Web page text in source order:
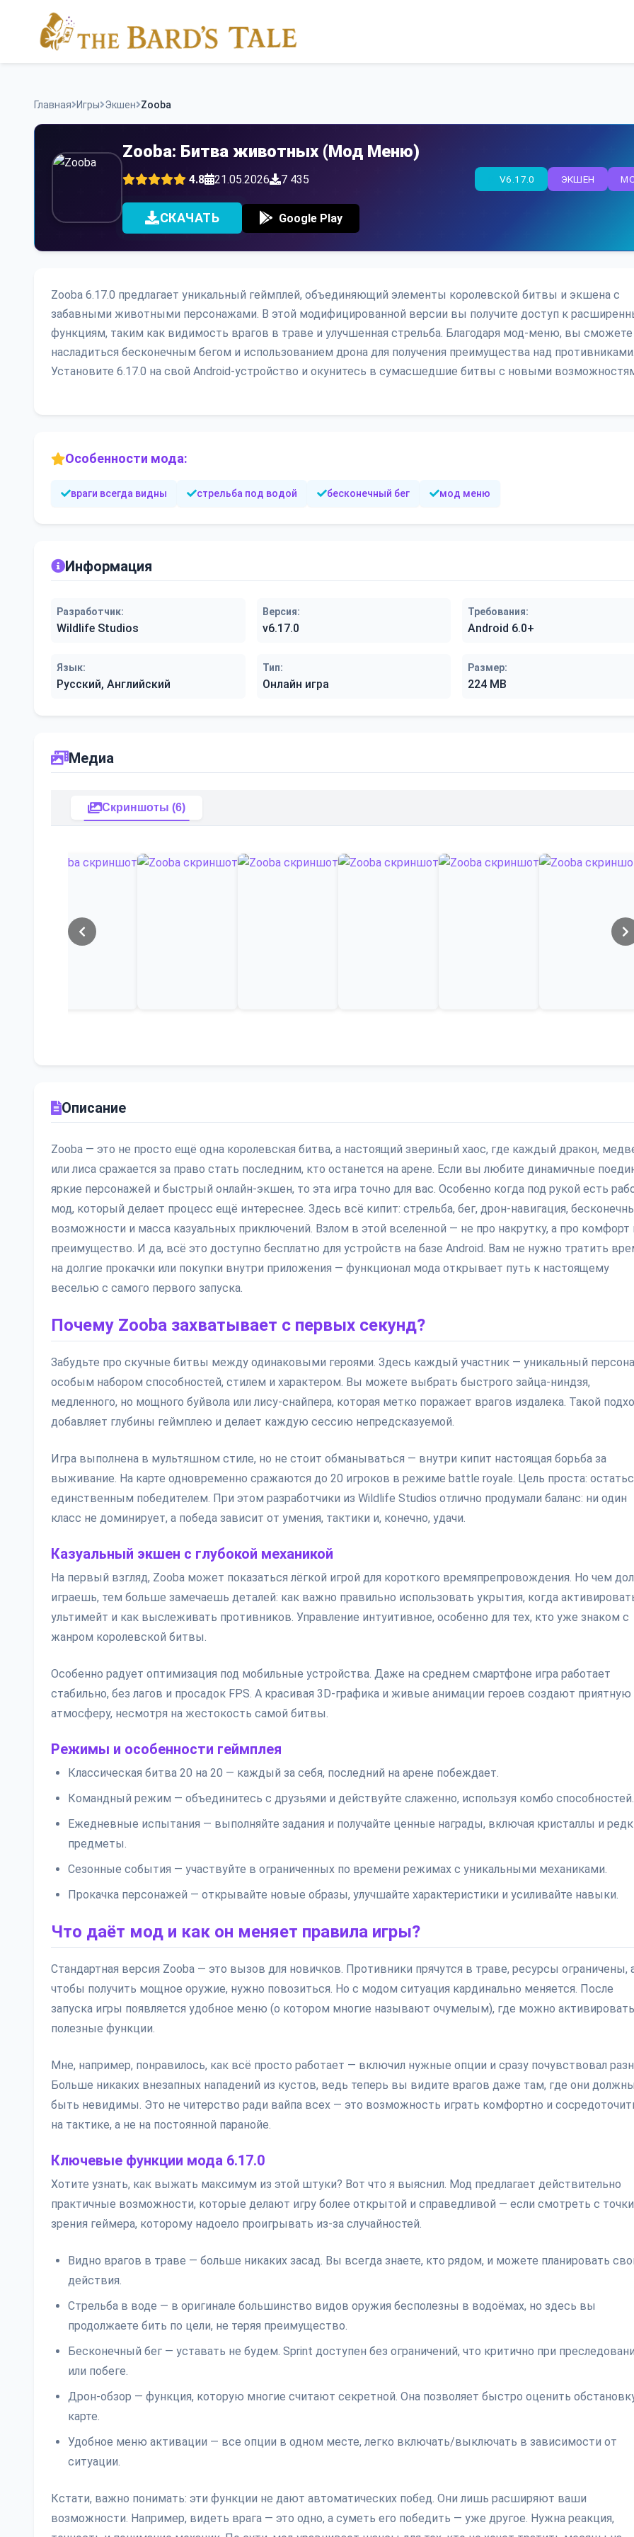
Главная Игры Экшен Zooba
Zooba: Битва животных (Мод Меню)
4.8 21.05.2026 7 435 ЭКШЕН
V6.17.0
СКАЧАТЬ Google Play
Zooba 6.17.0 предлагает уникальный геймплей, объединяющий элементы королевской битвы и экшена с
забавными животными персонажами. В этой модифицированной версии вы получите доступ к
функциям, таким как видимость врагов в траве и улучшенная стрельба. Благодаря мод-меню, вы сможете
насладиться бесконечным бегом и использованием дрона для получения преимущества над
Установите 6.17.0 на свой Android-устройство и окунитесь в сумасшедшие битвы с новыми
Особенности мода:
враги всегда видны стрельба под водой бесконечный бег мод меню
Информация
Разработчик:
Wildlife Studios
Версия:
v6.17.0
Требования:
Android 6.0+
Язык:
Русский, Английский
Тип:
Онлайн игра
Размер:
224 MB
Медиа
Скриншоты (6)
Описание
Zooba — это не просто ещё одна королевская битва, а настоящий звериный хаос, где каждый дракон,
или лиса сражается за право стать последним, кто останется на арене. Если вы любите динамичные
яркие персонажей и быстрый онлайн-экшен, то эта игра точно для вас. Особенно когда под рукой есть
мод, который делает процесс ещё интереснее. Здесь всё кипит: стрельба, бег, дрон-навигация,
возможности и масса казуальных приключений. Взлом в этой вселенной — не про накрутку, а про комфорт
преимущество. И да, всё это доступно бесплатно для устройств на базе Android. Вам не нужно тратить
на долгие прокачки или покупки внутри приложения — функционал мода открывает путь к настоящему
веселью с самого первого запуска.
Почему Zooba захватывает с первых секунд?
Забудьте про скучные битвы между одинаковыми героями. Здесь каждый участник — уникальный
особым набором способностей, стилем и характером. Вы можете выбрать быстрого зайца-ниндзя,
медленного, но мощного буйвола или лису-снайпера, которая метко поражает врагов издалека. Такой
добавляет глубины геймплею и делает каждую сессию непредсказуемой.
Игра выполнена в мультяшном стиле, но не стоит обманываться — внутри кипит настоящая борьба за
выживание. На карте одновременно сражаются до 20 игроков в режиме battle royale. Цель проста:
единственным победителем. При этом разработчики из Wildlife Studios отлично продумали баланс: ни один
класс не доминирует, а победа зависит от умения, тактики и, конечно, удачи.
Казуальный экшен с глубокой механикой
На первый взгляд, Zooba может показаться лёгкой игрой для короткого времяпрепровождения. Но чем
играешь, тем больше замечаешь деталей: как важно правильно использовать укрытия, когда
ультимейт и как выслеживать противников. Управление интуитивное, особенно для тех, кто уже знаком с
жанром королевской битвы.
Особенно радует оптимизация под мобильные устройства. Даже на среднем смартфоне игра работает
стабильно, без лагов и просадок FPS. А красивая 3D-графика и живые анимации героев создают приятную
атмосферу, несмотря на жестокость самой битвы.
Режимы и особенности геймплея
Классическая битва 20 на 20 — каждый за себя, последний на арене побеждает.
Командный режим — объединитесь с друзьями и действуйте слаженно, используя комбо способностей.
Ежедневные испытания — выполняйте задания и получайте ценные награды, включая кристаллы и
предметы.
Сезонные события — участвуйте в ограниченных по времени режимах с уникальными механиками.
Прокачка персонажей — открывайте новые образы, улучшайте характеристики и усиливайте навыки.
Что даёт мод и как он меняет правила игры?
Стандартная версия Zooba — это вызов для новичков. Противники прячутся в траве, ресурсы ограничены,
чтобы получить мощное оружие, нужно повозиться. Но с модом ситуация кардинально меняется. После
запуска игры появляется удобное меню (о котором многие называют очумелым), где можно активировать
полезные функции.
Мне, например, понравилось, как всё просто работает — включил нужные опции и сразу почувствовал
Больше никаких внезапных нападений из кустов, ведь теперь вы видите врагов даже там, где они
быть невидимы. Это не читерство ради вайпа всех — это возможность играть комфортно и
на тактике, а не на постоянной паранойе.
Ключевые функции мода 6.17.0
Хотите узнать, как выжать максимум из этой штуки? Вот что я выяснил. Мод предлагает действительно
практичные возможности, которые делают игру более открытой и справедливой — если смотреть с точки
зрения геймера, которому надоело проигрывать из-за случайностей.
Видно врагов в траве — больше никаких засад. Вы всегда знаете, кто рядом, и можете планировать
действия.
Стрельба в воде — в оригинале большинство видов оружия бесполезны в водоёмах, но здесь вы
продолжаете бить по цели, не теряя преимущество.
Бесконечный бег — уставать не будем. Sprint доступен без ограничений, что критично при
или побеге.
Дрон-обзор — функция, которую многие считают секретной. Она позволяет быстро оценить
карте.
Удобное меню активации — все опции в одном месте, легко включать/выключать в зависимости от
ситуации.
Кстати, важно понимать: эти функции не дают автоматических побед. Они лишь расширяют ваши
возможности. Например, видеть врага — это одно, а суметь его победить — уже другое. Нужна реакция,